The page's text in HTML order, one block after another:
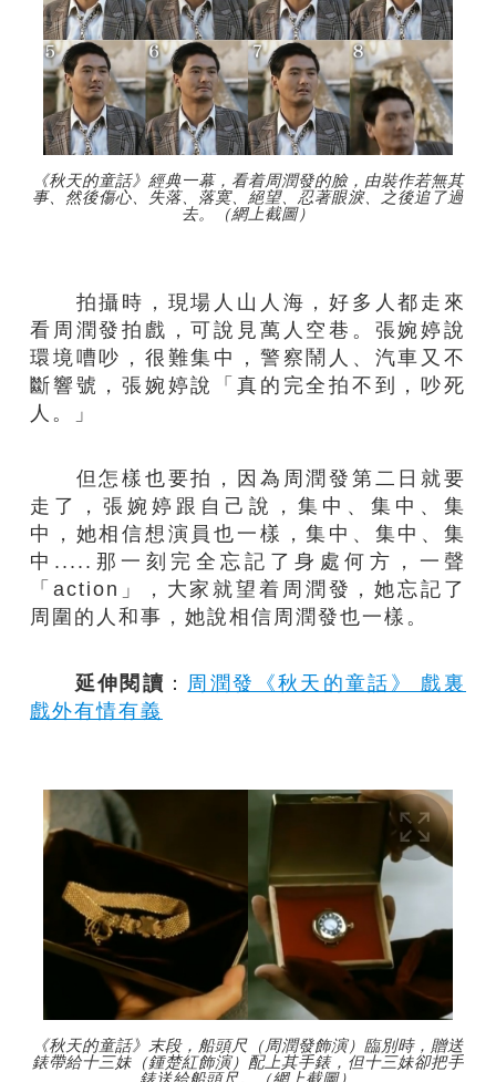
《秋天的童話》經典一幕，看着周潤發的臉，由裝作若無其
事、然後傷心、失落、落寞、絕望、忍著眼淚、之後追了過
去。（網上截圖）
拍攝時，現場人山人海，好多人都走來
看周潤發拍戲，可說見萬人空巷。張婉婷說
環境嘈吵，很難集中，警察鬧人、汽車又不
斷響號，張婉婷說「真的完全拍不到，吵死
人。」
但怎樣也要拍，因為周潤發第二日就要
走了，張婉婷跟自己說，集中、集中、集
中，她相信想演員也一樣，集中、集中、集
中.....那一刻完全忘記了身處何方，一聲
「action」，大家就望着周潤發，她忘記了
周圍的人和事，她說相信周潤發也一樣。
延伸閱讀 ： 周潤發《秋天的童話》 戲裏
戲外有情有義
《秋天的童話》末段，船頭尺（周潤發飾演）臨別時，贈送
錶帶給十三妹（鍾楚紅飾演）配上其手錶，但十三妹卻把手
錶送給船頭尺。（網上截圖）